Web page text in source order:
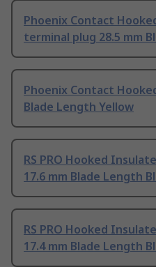
Phoenix Contact
terminal plug 28.5 mm
Phoenix Contact
Blade Length Yellow
RS PRO Hooked
17.6 mm Blade Length
RS PRO Hooked
17.4 mm Blade Length